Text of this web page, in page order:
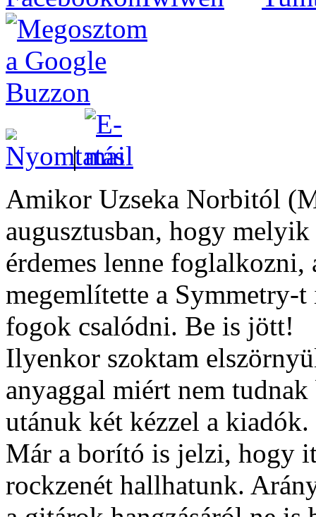
|
Amikor Uzseka Norbitól
augusztusban, hogy
érdemes lenne
megemlítette a Symmetry-
fogok csalódni. Be is jött!
Ilyenkor szoktam
anyaggal miért nem
utánuk két kézzel a
Már a borító is jelzi, hogy
rockzenét hallhatunk.